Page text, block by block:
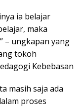
ia belajar
maka
– ungkapan yang
tokoh
Kebebasan
masih saja ada
proses